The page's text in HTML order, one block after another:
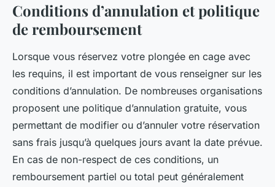
Conditions d’annulation et politique
de remboursement
Lorsque vous réservez votre plongée en cage avec
les requins, il est important de vous renseigner sur les
conditions d’annulation. De nombreuses organisations
proposent une politique d’annulation gratuite, vous
permettant de modifier ou d’annuler votre réservation
sans frais jusqu’à quelques jours avant la date prévue.
En cas de non-respect de ces conditions, un
remboursement partiel ou total peut généralement